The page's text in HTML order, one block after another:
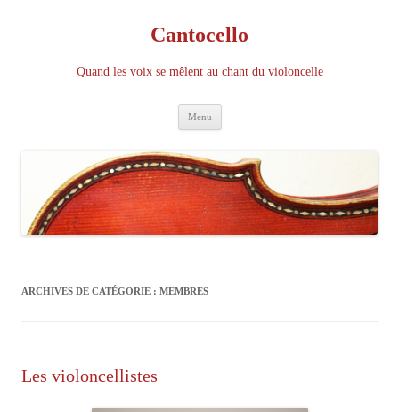
Cantocello
Quand les voix se mêlent au chant du violoncelle
Menu
ARCHIVES DE CATÉGORIE : MEMBRES
Les violoncellistes